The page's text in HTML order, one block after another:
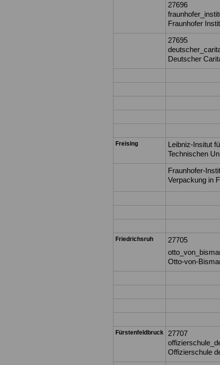
27696
Fraunhofer
27695
Deutscher
Freising
Leibniz-Insitut
Technischen
Fraunhofer-
Verpackung in
Friedrichsruh
27705
Otto-von-
Fürstenfeldbruck
27707
Offizierschule